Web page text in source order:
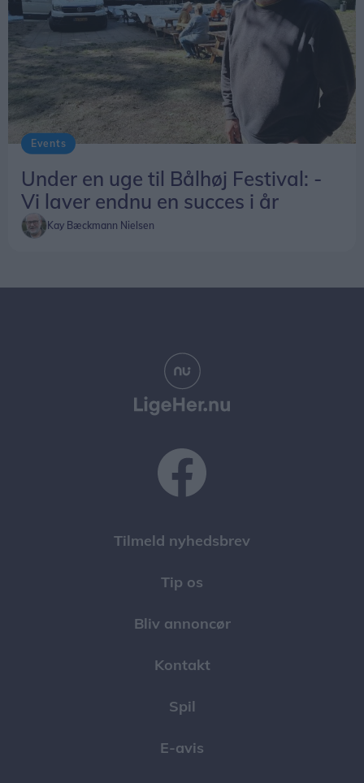
Events
Under en uge til Bålhøj Festival: -
Vi laver endnu en succes i år
Kay Bæckmann Nielsen
Tilmeld nyhedsbrev
Tip os
Bliv annoncør
Kontakt
Spil
E-avis